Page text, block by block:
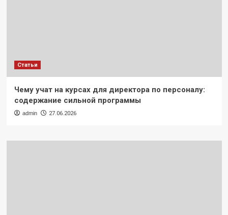
Статьи
Чему учат на курсах для директора по персоналу:
содержание сильной программы
admin 27.06.2026